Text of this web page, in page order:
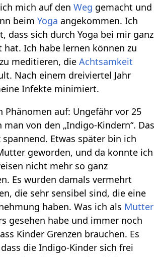
mich auf denWeg gemacht und
beimYoga angekommen. Ich
dass sich durch Yoga bei mir ganz
hat. Ich habe lernen können zu
meditieren, dieAchtsamkeit
Nach einem dreiviertel Jahr
Infekte minimiert.
Phänomen auf: Ungefähr vor 25
man von den „Indigo-Kindern“. Das
Etwas später bin ich
geworden, und da konnte ich
nicht mehr so ganz
Es wurden damals vermehrt
die sehr sensibel sind, die eine
haben. Was ich als Mutter
gesehen habe und immer noch
Kinder Grenzen brauchen. Es
die Indigo-Kinder sich frei